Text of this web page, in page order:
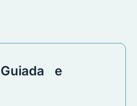
Guiada e